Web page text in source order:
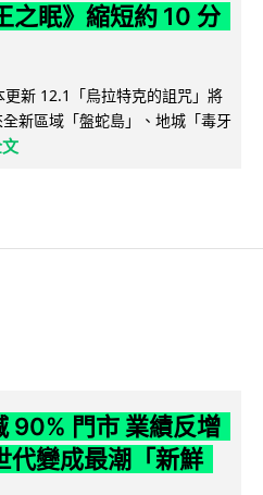
之眠》縮短約 10 分
更新 12.1「烏拉特克的詛咒」將
新區域「盤蛇島」、地城「毒牙
90% 門市 業績反增
代變成最潮「新鮮